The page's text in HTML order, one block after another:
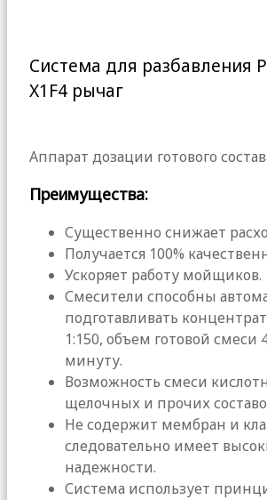
Система для разбавления
X1F4 рычаг
Аппарат дозации готового
Преимущества:
Существенно снижает
Получается 100%
Ускоряет работу мойщиков.
Смесители способны
подготавливать
1:150, объем готовой смеси
минуту.
Возможность смеси
щелочных и прочих
Не содержит мембран и
следовательно имеет
надежности.
Система использует